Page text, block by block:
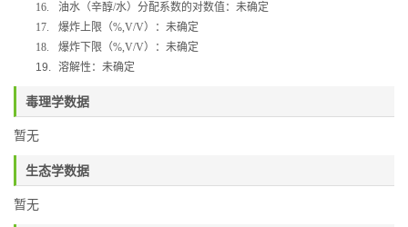
16.
油水（辛醇/水）分配系数的对数值：未确定
17.
爆炸上限（%,V/V）：未确定
18.
爆炸下限（%,V/V）：未确定
19. 溶解性：未确定
毒理学数据
暂无
生态学数据
暂无